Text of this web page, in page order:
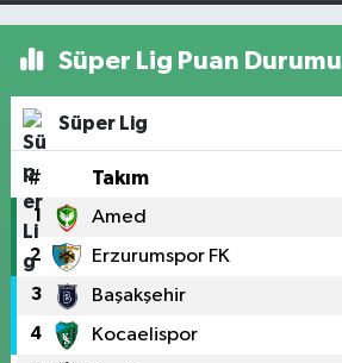
Süper Lig Puan Durumu
Süper Lig
# Takım
1 Amed
2 Erzurumspor FK
3 Başakşehir
4 Kocaelispor